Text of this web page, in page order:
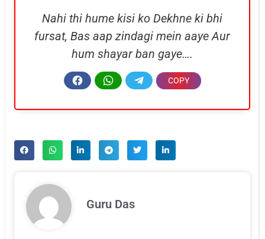
Nahi thi hume kisi ko Dekhne ki bhi
fursat, Bas aap zindagi mein aaye Aur
hum shayar ban gaye….
Guru Das